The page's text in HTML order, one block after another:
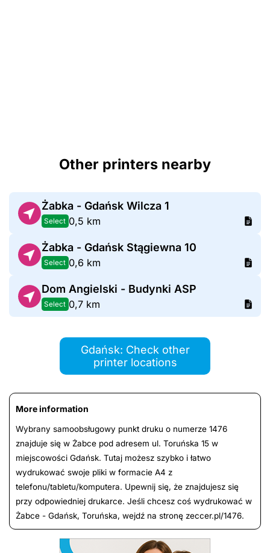
Other printers nearby
Żabka - Gdańsk Wilcza 1
Select 0,5 km
Żabka - Gdańsk Stągiewna 10
Select 0,6 km
Dom Angielski - Budynki ASP
Select 0,7 km
Gdańsk: Check other
printer locations
More information
Wybrany samoobsługowy punkt druku o numerze 1476
znajduje się w Żabce pod adresem ul. Toruńska 15 w
miejscowości Gdańsk. Tutaj możesz szybko i łatwo
wydrukować swoje pliki w formacie A4 z
telefonu/tabletu/komputera. Upewnij się, że znajdujesz się
przy odpowiedniej drukarce. Jeśli chcesz coś wydrukować w
Żabce - Gdańsk, Toruńska, wejdź na stronę zeccer.pl/1476.